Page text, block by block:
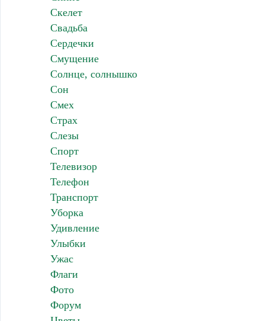
Скелет
Свадьба
Сердечки
Смущение
Солнце, солнышко
Сон
Смех
Страх
Слезы
Спорт
Телевизор
Телефон
Транспорт
Уборка
Удивление
Улыбки
Ужас
Флаги
Фото
Форум